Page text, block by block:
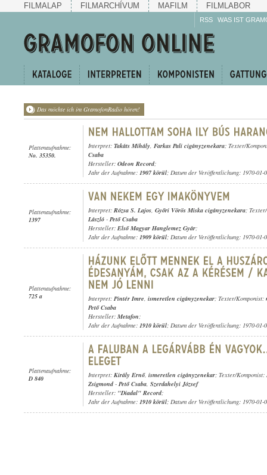
FILMALAP FILMARCHÍVUM MAFILM FILMLABOR
RSS WAS IST
Das möchte ich im GramofonRadio hören!
Plattenaufnahme:
No. 35350.
Interpret: Takáts Mihály, Farkas Pali cigányzenekara; Texter/
Csaba
Hersteller: Odeon Record;
Jahr der Aufnahme: 1907 körül; Datum der Veröffentlichung: 1970-01-
Plattenaufnahme:
1397
Interpret: Rózsa S. Lajos, Győri Vörös Miska cigányzenekara;
László - Pető Csaba
Hersteller: Első Magyar Hanglemez Gyár;
Jahr der Aufnahme: 1909 körül; Datum der Veröffentlichung: 1970-01-
Plattenaufnahme:
725 a
Interpret: Pintér Imre, ismeretlen cigányzenekar; Texter/Komponist:
Pető Csaba
Hersteller: Metafon;
Jahr der Aufnahme: 1910 körül; Datum der Veröffentlichung: 1970-01-
Plattenaufnahme:
D 840
Interpret: Király Ernő, ismeretlen cigányzenekar; Texter/Komponist:
Zsigmond- Pető Csaba, Szerdahelyi József
Hersteller: "Diadal" Record;
Jahr der Aufnahme: 1910 körül; Datum der Veröffentlichung: 1970-01-